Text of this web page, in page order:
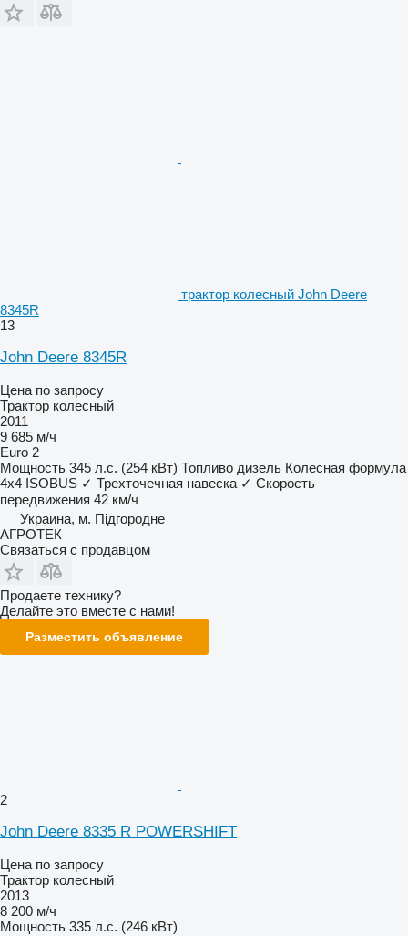
трактор колесный John Deere
8345R
13
John Deere 8345R
Цена по запросу
Трактор колесный
2011
9 685 м/ч
Euro 2
Мощность 345 л.с. (254 кВт) Топливо дизель Колесная формула
4x4 ISOBUS ✓ Трехточечная навеска ✓ Скорость
передвижения 42 км/ч
Украина, м. Підгородне
АГРОТЕК
Связаться с продавцом
Продаете технику?
Делайте это вместе с нами!
Разместить объявление
2
John Deere 8335 R POWERSHIFT
Цена по запросу
Трактор колесный
2013
8 200 м/ч
Мощность 335 л.с. (246 кВт)